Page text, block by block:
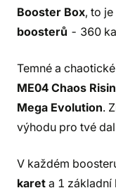
Booster Box, to
boosterů - 360
Temné a
ME04 Chaos
Mega Evolution.
výhodu pro tvé
V každém
karet a 1 základní